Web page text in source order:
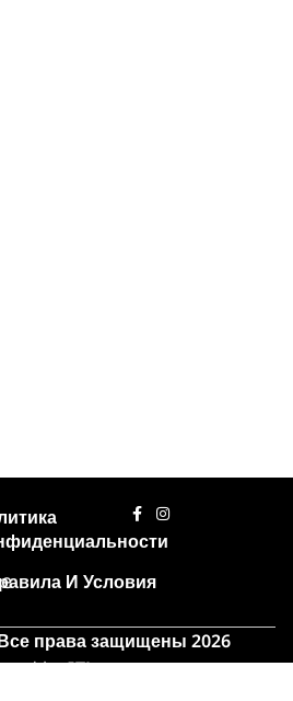
И Условия
права защищены 2026
byITLover